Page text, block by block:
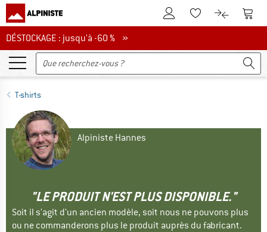
Vers le compte client
Vers la liste
Vers le
DÉSTOCKAGE : jusqu'à -60 %
DÉSTOCKAGE : jusqu'à -60 % »
T-shirts
Alpiniste Hannes
"LE PRODUIT N'EST PLUS DISPONIBLE."
Soit il s'agit d'un ancien modèle, soit nous ne pouvons plus
ou ne commanderons plus le produit auprès du fabricant.